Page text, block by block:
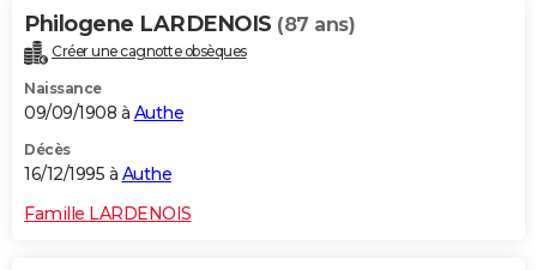
Philogene LARDENOIS (87 ans)
Créer une cagnotte obsèques
Naissance
09/09/1908 à Authe
Décès
16/12/1995 à Authe
Famille LARDENOIS